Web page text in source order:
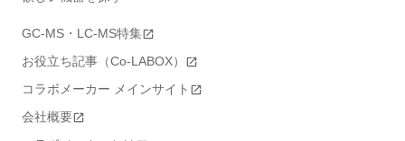
GC-MS・LC-MS特集
お役立ち記事（Co-LABOX）
コラボメーカー メインサイト
会社概要